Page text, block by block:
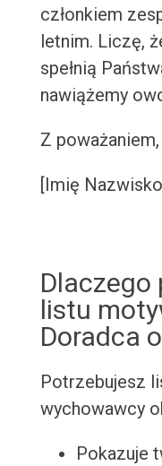
członkiem
letnim. Liczę,
spełnią
nawiążemy
Z poważaniem,
[Imię
Dlaczego
listu
Doradca
Potrzebujesz
wychowawcy
Pokazuje